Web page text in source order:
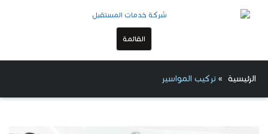
القائمة
الرئيسية » تركيب المواسير